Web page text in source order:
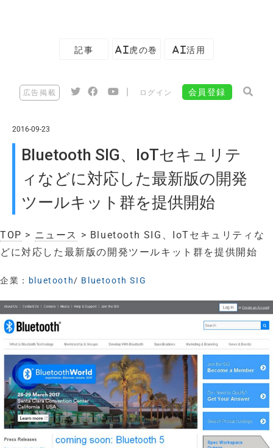
記事 AI虎の巻 AI活用
広告掲載 ログイン 会員登録
2016-09-23
Bluetooth SIG、IoTセキュリテ
ィなどに対応した最新版の開発
ツールキット群を提供開始
TOP > ニュース > Bluetooth SIG、IoTセキュリティな
どに対応した最新版の開発ツールキット群を提供開始
企業： bluetooth/ Bluetooth SIG